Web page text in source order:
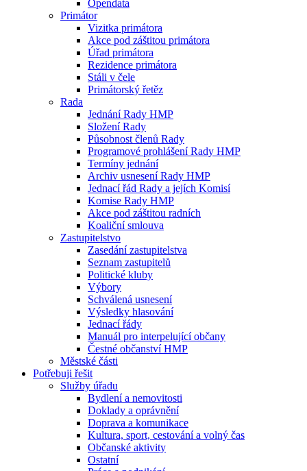
Opendata
Primátor
Vizitka primátora
Akce pod záštitou primátora
Úřad primátora
Rezidence primátora
Stáli v čele
Primátorský řetěz
Rada
Jednání Rady HMP
Složení Rady
Působnost členů Rady
Programové prohlášení Rady HMP
Termíny jednání
Archiv usnesení Rady HMP
Jednací řád Rady a jejích Komisí
Komise Rady HMP
Akce pod záštitou radních
Koaliční smlouva
Zastupitelstvo
Zasedání zastupitelstva
Seznam zastupitelů
Politické kluby
Výbory
Schválená usnesení
Výsledky hlasování
Jednací řády
Manuál pro interpelující občany
Čestné občanství HMP
Městské části
Potřebuji řešit
Služby úřadu
Bydlení a nemovitosti
Doklady a oprávnění
Doprava a komunikace
Kultura, sport, cestování a volný čas
Občanské aktivity
Ostatní